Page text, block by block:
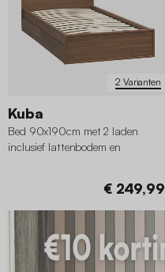
2 Varianten
Kuba
Bed 90x190cm met 2 laden
inclusief lattenbodem en
€ 249,99